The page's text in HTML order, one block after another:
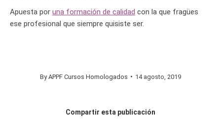
Apuesta por una formación de calidad con la que fragües
ese profesional que siempre quisiste ser.
ByAPPF Cursos Homologados 14 agosto, 2019
Compartir esta publicación